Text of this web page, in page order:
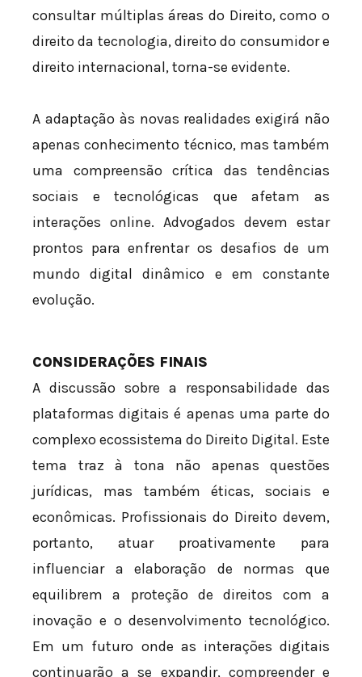
consultar múltiplas áreas do Direito, como o
direito da tecnologia, direito do consumidor e
direito internacional, torna-se evidente.
A adaptação às novas realidades exigirá não
apenas conhecimento técnico, mas também
uma compreensão crítica das tendências
sociais e tecnológicas que afetam as
interações online. Advogados devem estar
prontos para enfrentar os desafios de um
mundo digital dinâmico e em constante
evolução.
CONSIDERAÇÕES FINAIS
A discussão sobre a responsabilidade das
plataformas digitais é apenas uma parte do
complexo ecossistema do Direito Digital. Este
tema traz à tona não apenas questões
jurídicas, mas também éticas, sociais e
econômicas. Profissionais do Direito devem,
portanto, atuar proativamente para
influenciar a elaboração de normas que
equilibrem a proteção de direitos com a
inovação e o desenvolvimento tecnológico.
Em um futuro onde as interações digitais
continuarão a se expandir, compreender e